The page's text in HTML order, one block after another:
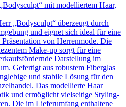
mit modelliertem Haar,
„Bodysculpt“ überzeugt durch
und eignet sich ideal für eine
von Herrenmode. Die
Make-up sorgt für eine
Darstellung im
Gefertigt aus robustem Fiberglas
und stabile Lösung für den
Das modellierte Haar
und ermöglicht vielseitige Styling-
Die im Lieferumfang enthaltene